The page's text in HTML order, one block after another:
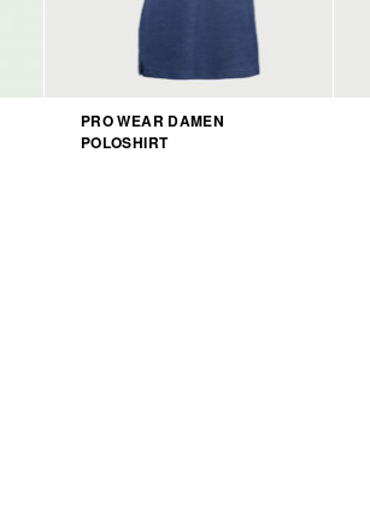
PRO WEAR DAMEN
POLOSHIRT